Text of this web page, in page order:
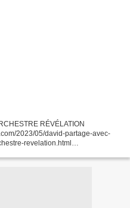
RÉVÉLATION
2023/05/david-partage-avec-
revelation.html